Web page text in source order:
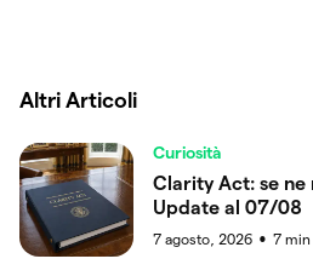
Altri Articoli
Curiosità
Clarity Act: se
Update al 07/08
7 agosto, 2026 ● 7 min